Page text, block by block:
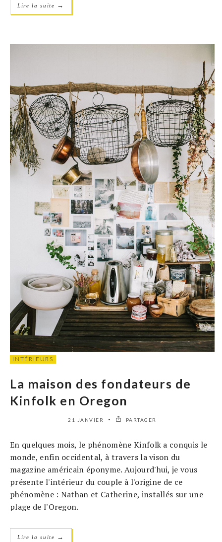
Lire la suite →
INTÉRIEURS
La maison des fondateurs de
Kinfolk en Oregon
21 JANVIER PARTAGER
En quelques mois, le phénomène Kinfolk a conquis le
monde, enfin occidental, à travers la vison du
magazine américain éponyme. Aujourd'hui, je vous
présente l'intérieur du couple à l'origine de ce
phénomène : Nathan et Catherine, installés sur une
plage de l'Oregon.
Lire la suite →